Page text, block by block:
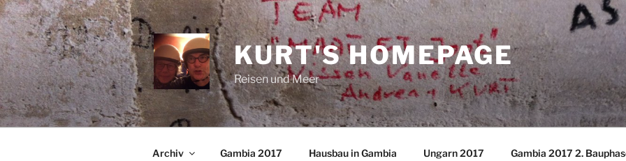
Zum
Inhalt
springen
KURT'S HOMEPAGE
Reisen und Meer
Archiv Gambia 2017 Hausbau in Gambia Ungarn 2017 Gambia 2017 2.